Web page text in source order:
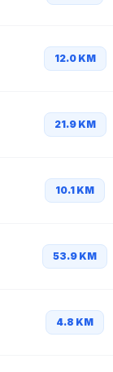
12.0 KM
21.9 KM
10.1 KM
53.9 KM
4.8 KM